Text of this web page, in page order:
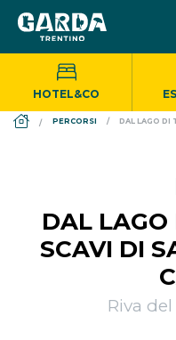
HOTEL&CO
DS_BREADCRUMB.HOME
PERCORSI DAL LAGO DI
DAL LAGO
SCAVI DI
Riva